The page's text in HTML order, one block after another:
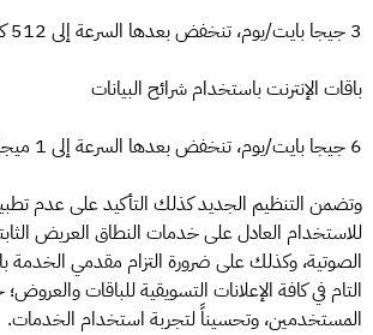
3 جيجا بايت/يوم، تنخفض بعدها السرعة إلى 512 كيلوبت/ث بحد أدنى
باقات الإنترنت باستخدام شرائح البيانات
6 جيجا بايت/يوم، تنخفض بعدها السرعة إلى 1 ميجابت/ث بحد أدنى
وتضمن التنظيم الجديد كذلك التأكيد على عدم
للاستخدام العادل على خدمات النطاق العريض
الصوتية، وكذلك على ضرورة التزام مقدمي الخدمة
التام في كافة الإعلانات التسويقية للباقات
المستخدمين، وتحسيناً لتجربة استخدام الخدمات.